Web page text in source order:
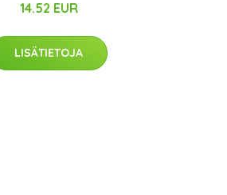
14.52 EUR
LISÄTIETOJA